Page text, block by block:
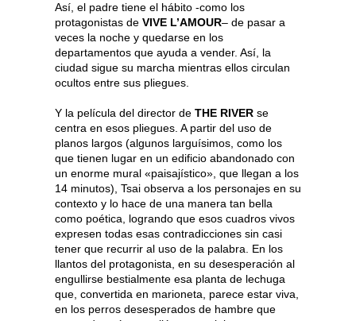
Así, el padre tiene el hábito -como los
protagonistas de VIVE L’AMOUR– de pasar a
veces la noche y quedarse en los
departamentos que ayuda a vender. Así, la
ciudad sigue su marcha mientras ellos circulan
ocultos entre sus pliegues.
Y la película del director de THE RIVER se
centra en esos pliegues. A partir del uso de
planos largos (algunos larguísimos, como los
que tienen lugar en un edificio abandonado con
un enorme mural «paisajístico», que llegan a los
14 minutos), Tsai observa a los personajes en su
contexto y lo hace de una manera tan bella
como poética, logrando que esos cuadros vivos
expresen todas esas contradicciones sin casi
tener que recurrir al uso de la palabra. En los
llantos del protagonista, en su desesperación al
engullirse bestialmente esa planta de lechuga
que, convertida en marioneta, parece estar viva,
en los perros desesperados de hambre que